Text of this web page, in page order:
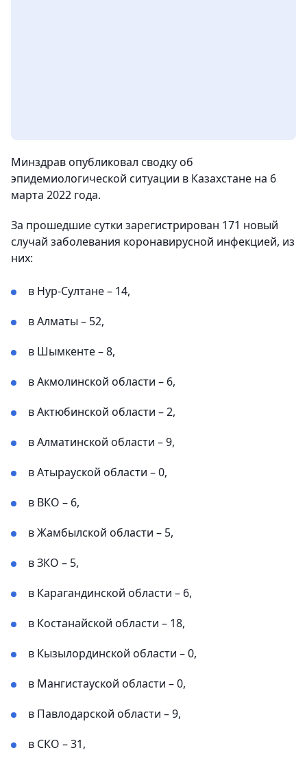
Минздрав опубликовал сводку об
эпидемиологической ситуации в Казахстане на 6
марта 2022 года.
За прошедшие сутки зарегистрирован 171 новый
случай заболевания коронавирусной инфекцией, из
них:
в Нур-Султане – 14,
в Алматы – 52,
в Шымкенте – 8,
в Акмолинской области – 6,
в Актюбинской области – 2,
в Алматинской области – 9,
в Атырауской области – 0,
в ВКО – 6,
в Жамбылской области – 5,
в ЗКО – 5,
в Карагандинской области – 6,
в Костанайской области – 18,
в Кызылординской области – 0,
в Мангистауской области – 0,
в Павлодарской области – 9,
в СКО – 31,